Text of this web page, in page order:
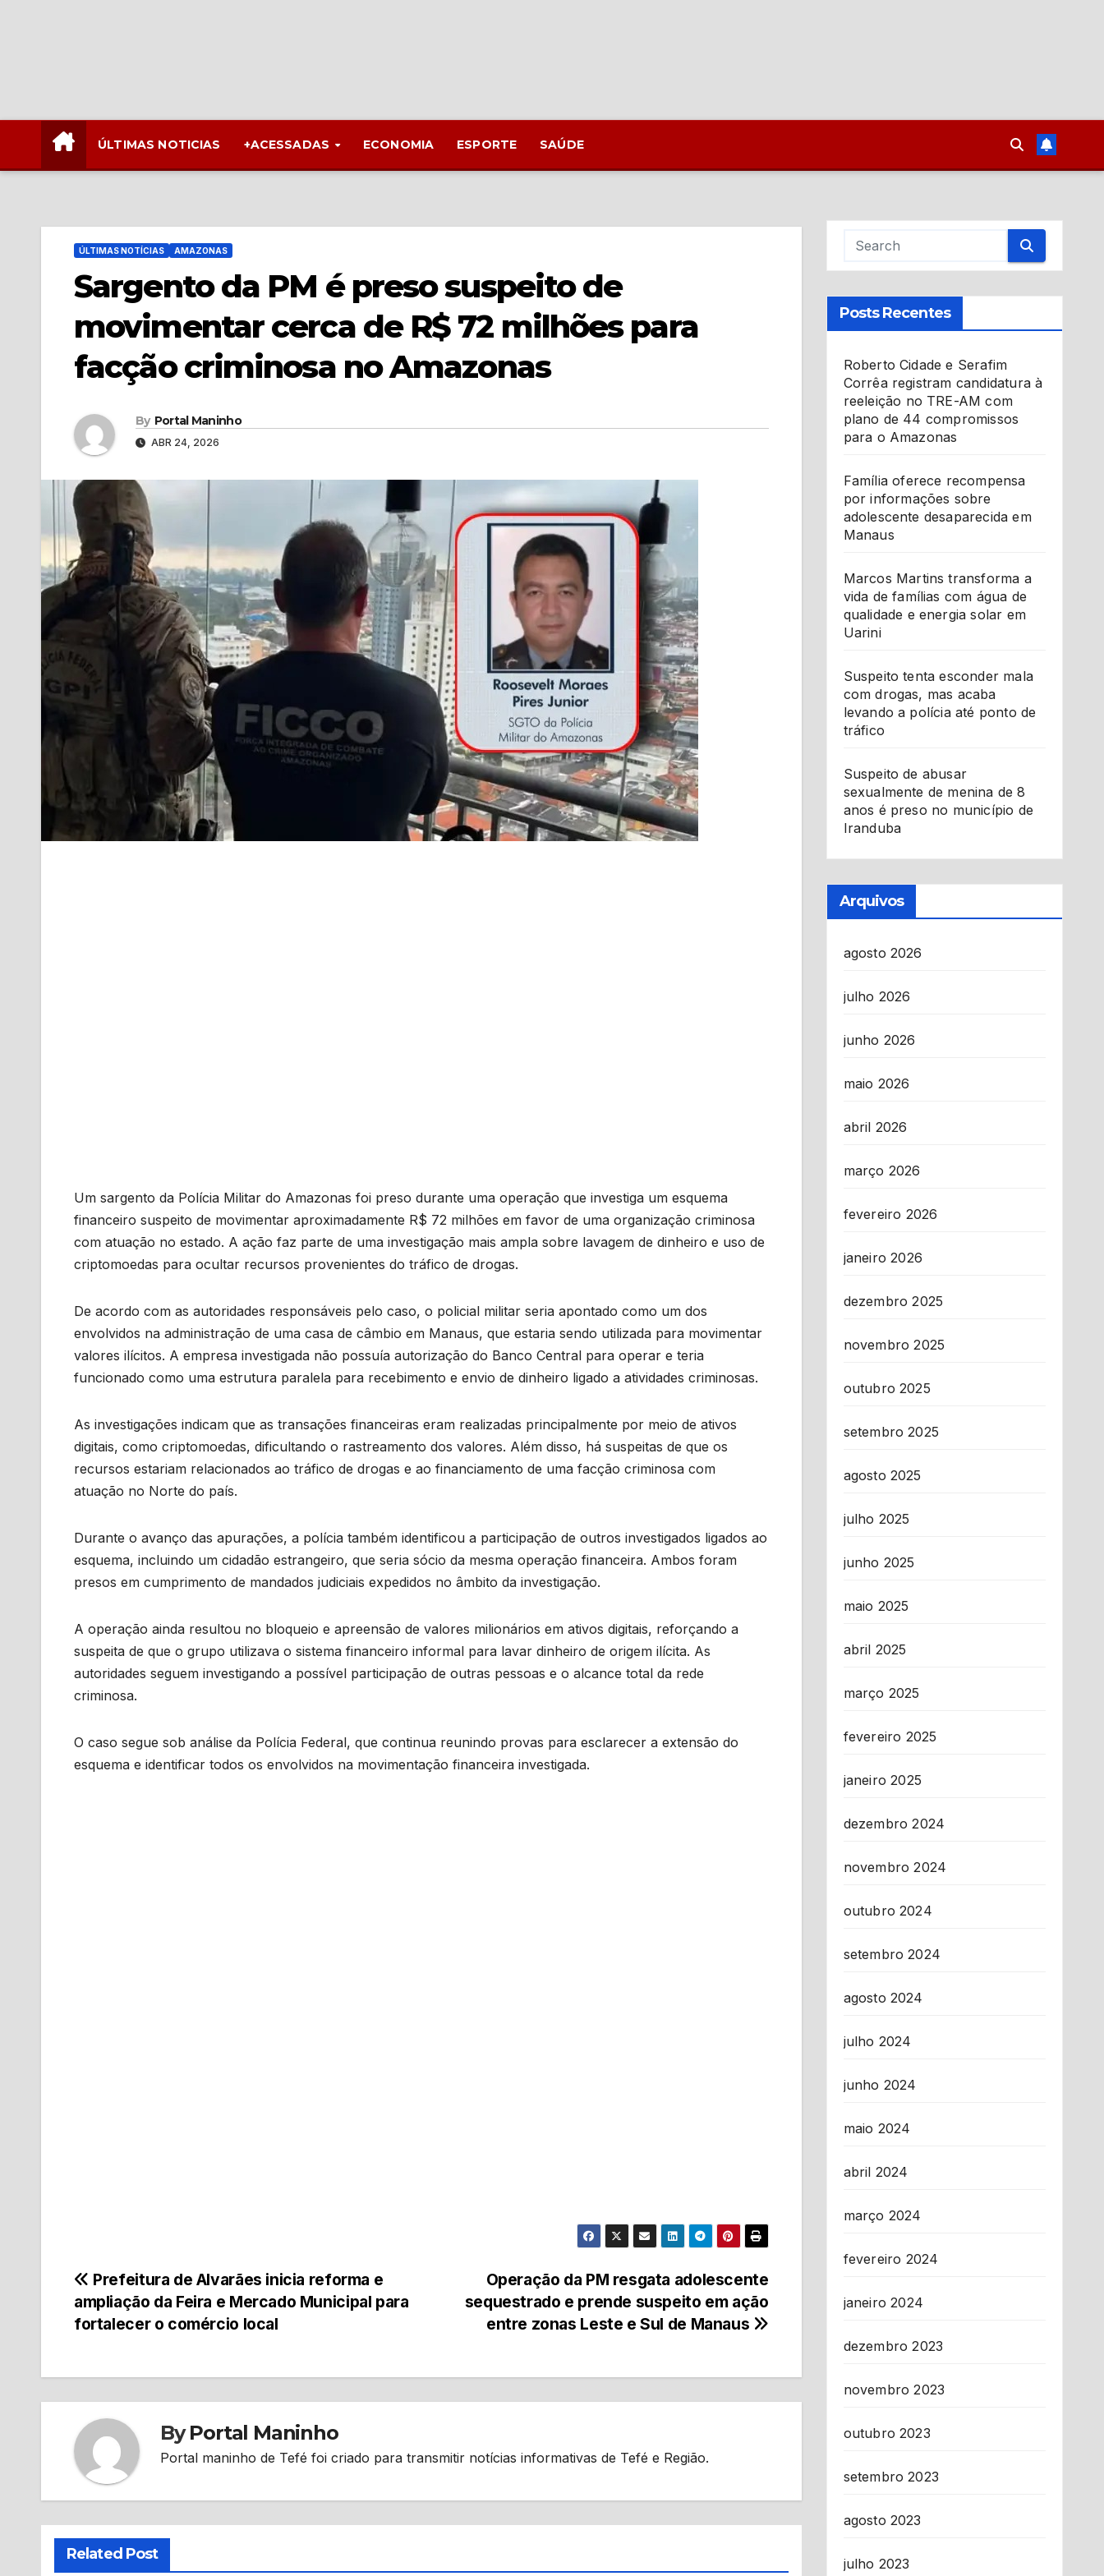
ÚLTIMAS NOTICIAS +ACESSADAS ECONOMIA ESPORTE SAÚDE
ÚLTIMAS NOTÍCIAS AMAZONAS
Sargento da PM é preso suspeito de
movimentar cerca de R$ 72 milhões para
facção criminosa no Amazonas
By Portal Maninho
ABR 24, 2026
Um sargento da Polícia Militar do Amazonas foi preso durante uma operação que investiga um esquema
financeiro suspeito de movimentar aproximadamente R$ 72 milhões em favor de uma organização criminosa
com atuação no estado. A ação faz parte de uma investigação mais ampla sobre lavagem de dinheiro e uso de
criptomoedas para ocultar recursos provenientes do tráfico de drogas.
De acordo com as autoridades responsáveis pelo caso, o policial militar seria apontado como um dos
envolvidos na administração de uma casa de câmbio em Manaus, que estaria sendo utilizada para movimentar
valores ilícitos. A empresa investigada não possuía autorização do Banco Central para operar e teria
funcionado como uma estrutura paralela para recebimento e envio de dinheiro ligado a atividades criminosas.
As investigações indicam que as transações financeiras eram realizadas principalmente por meio de ativos
digitais, como criptomoedas, dificultando o rastreamento dos valores. Além disso, há suspeitas de que os
recursos estariam relacionados ao tráfico de drogas e ao financiamento de uma facção criminosa com
atuação no Norte do país.
Durante o avanço das apurações, a polícia também identificou a participação de outros investigados ligados ao
esquema, incluindo um cidadão estrangeiro, que seria sócio da mesma operação financeira. Ambos foram
presos em cumprimento de mandados judiciais expedidos no âmbito da investigação.
A operação ainda resultou no bloqueio e apreensão de valores milionários em ativos digitais, reforçando a
suspeita de que o grupo utilizava o sistema financeiro informal para lavar dinheiro de origem ilícita. As
autoridades seguem investigando a possível participação de outras pessoas e o alcance total da rede
criminosa.
O caso segue sob análise da Polícia Federal, que continua reunindo provas para esclarecer a extensão do
esquema e identificar todos os envolvidos na movimentação financeira investigada.
Navegação
de
Operação da PM resgata adolescente
sequestrado e prende suspeito em ação
entre zonas Leste e Sul de Manaus
Prefeitura de Alvarães inicia reforma e
ampliação da Feira e Mercado Municipal para
fortalecer o comércio local
ByPortal Maninho
Portal maninho de Tefé foi criado para transmitir notícias informativas de Tefé e Região.
Related Post
Posts Recentes
Roberto Cidade e Serafim
Corrêa registram candidatura à
reeleição no TRE-AM com
plano de 44 compromissos
para o Amazonas
Família oferece recompensa
por informações sobre
adolescente desaparecida em
Manaus
Marcos Martins transforma a
vida de famílias com água de
qualidade e energia solar em
Uarini
Suspeito tenta esconder mala
com drogas, mas acaba
levando a polícia até ponto de
tráfico
Suspeito de abusar
sexualmente de menina de 8
anos é preso no município de
Iranduba
Arquivos
agosto 2026
julho 2026
junho 2026
maio 2026
abril 2026
março 2026
fevereiro 2026
janeiro 2026
dezembro 2025
novembro 2025
outubro 2025
setembro 2025
agosto 2025
julho 2025
junho 2025
maio 2025
abril 2025
março 2025
fevereiro 2025
janeiro 2025
dezembro 2024
novembro 2024
outubro 2024
setembro 2024
agosto 2024
julho 2024
junho 2024
maio 2024
abril 2024
março 2024
fevereiro 2024
janeiro 2024
dezembro 2023
novembro 2023
outubro 2023
setembro 2023
agosto 2023
julho 2023